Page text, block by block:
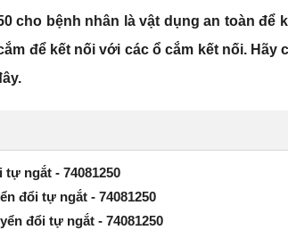
cho bệnh nhân là vật dụng an toàn để
để kết nối với các ổ cắm kết nối. Hãy
ngắt - 74081250
đổi tự ngắt - 74081250
đổi tự ngắt - 74081250